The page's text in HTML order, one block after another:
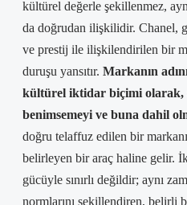
kültürel değerle şekillenmez,
da doğrudan ilişkilidir. Chanel,
ve prestij ile ilişkilendirilen bir
duruşu yansıtır. Markanın
kültürel iktidar biçimi
benimsemeyi ve buna dahil
doğru telaffuz edilen bir
belirleyen bir araç haline gelir.
gücüyle sınırlı değildir; aynı
normlarını şekillendiren, belirli